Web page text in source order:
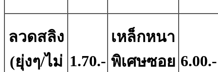
ลวดสลิง
(ยุ่งๆ/ไม่ 1.70.-
เหล็กหนา
พิเศษซอย 6.00.-